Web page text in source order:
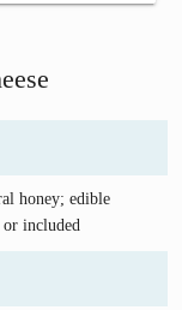
honey; edible
included